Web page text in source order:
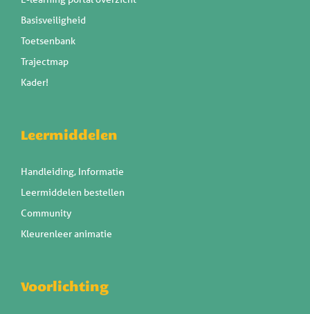
Basisveiligheid
Toetsenbank
Trajectmap
Kader!
Leermiddelen
Handleiding, Informatie
Leermiddelen bestellen
Community
Kleurenleer animatie
Voorlichting